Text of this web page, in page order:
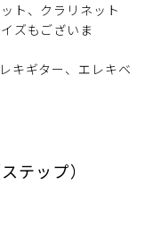
ト、クラリネット
ズもございま
キギター、エレキベ
テップ）